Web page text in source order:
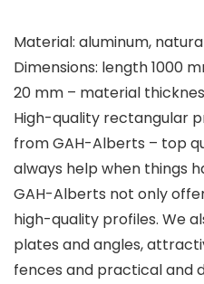
Material: aluminum,
Dimensions: length 1000
20 mm – material
High-quality rectangular
from GAH-Alberts – top
always help when things
GAH-Alberts not only
high-quality profiles. We
plates and angles,
fences and practical and